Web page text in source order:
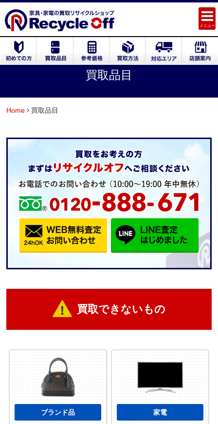
メニュー
買取品目
Home 買取品目
買取できないもの
ブランド品 家電